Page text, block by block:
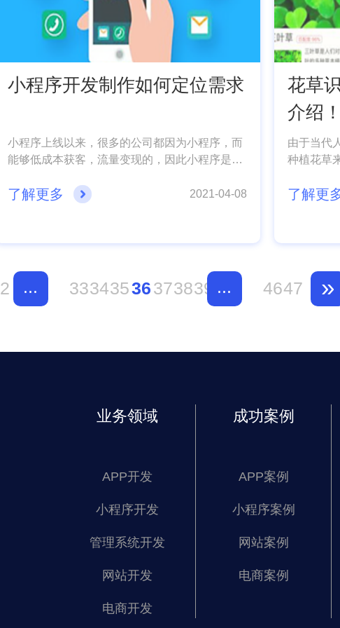
小程序开发制作如何定位需求
小程序上线以来，很多的公司都因为小程序，而
能够低成本获客，流量变现的，因此小程序是目
需要注意的是，小程序开发制作之前需要确认小
了解更多 2021-04-08
花草
介绍！
由于当代
种植花草
的机会也
平台就会
了解更
2 ... 33343536373839 ... 4647 »
成功案例
APP案例
小程序案例
网站案例
电商案例
业务领域
APP开发
小程序开发
管理系统开发
网站开发
电商开发